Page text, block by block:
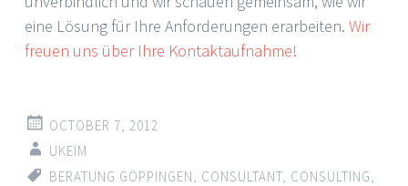
eine Lösung für Ihre Anforderungen erarbeiten. Wir
freuen uns über Ihre Kontaktaufnahme!
OCTOBER 7, 2012
UKEIM
BERATUNG GÖPPINGEN, CONSULTANT, CONSULTING,